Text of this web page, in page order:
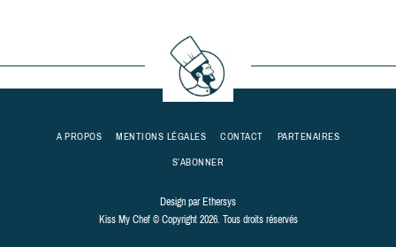
A PROPOS MENTIONS LÉGALES CONTACT
PARTENAIRES
S’ABONNER
Design parEthersys
Kiss My Chef © Copyright 2026. Tous droits réservés